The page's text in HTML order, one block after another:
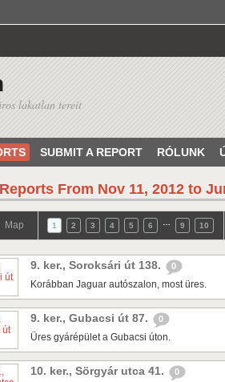
lakatlan tereit
SUBMIT A REPORT RÓLUNK
From Nov 11, 2012 to
Map 1 2 3 4 5 6 9 10
9. ker., Soroksári út 138. 0
Korábban Jaguar autószalon, most üres.
9. ker., Gubacsi út 87. 0
Üres gyárépület a Gubacsi úton.
10. ker., Sörgyár utca 41. 0